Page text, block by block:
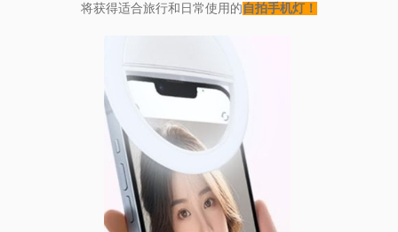
将获得适合旅行和日常使用的 自拍手机灯！